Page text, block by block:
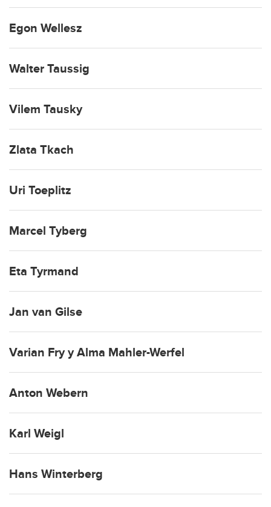
Egon Wellesz
Walter Taussig
Vilem Tausky
Zlata Tkach
Uri Toeplitz
Marcel Tyberg
Eta Tyrmand
Jan van Gilse
Varian Fry y Alma Mahler-Werfel
Anton Webern
Karl Weigl
Hans Winterberg